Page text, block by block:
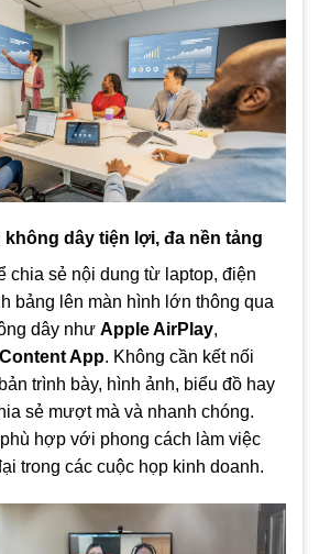
dây tiện lợi, đa nền tảng
chia sẻ nội dung từ laptop, điện
bảng lên màn hình lớn thông qua
dây như Apple AirPlay,
App. Không cần kết nối
trình bày, hình ảnh, biểu đồ hay
sẻ mượt mà và nhanh chóng.
hợp với phong cách làm việc
trong các cuộc họp kinh doanh.